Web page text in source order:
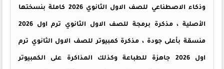
وذكاء الاصطناعي للصف الاول الثانوي 2026 كاملة بنسختها
الأصلية ، مذكرة برمجة للصف الاول الثانوي ترم اول 2026
منسقة بأعلى جودة ، مذكرة كمبيوتر للصف الاول الثانوي ترم
اول 2026 جاهزة للطباعة وكذلك المذاكرة على الكمبيوتر